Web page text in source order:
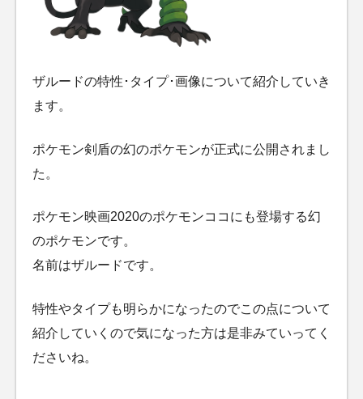
ザルードの特性･タイプ･画像について紹介していき
ます。
ポケモン剣盾の幻のポケモンが正式に公開されまし
た。
ポケモン映画2020のポケモンココにも登場する幻
のポケモンです。
名前はザルードです。
特性やタイプも明らかになったのでこの点について
紹介していくので気になった方は是非みていってく
ださいね。